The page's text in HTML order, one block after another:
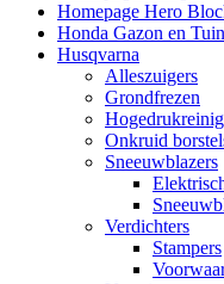
Homepage Hero
Honda Gazon en Tuin
Husqvarna
Alleszuigers
Grondfrezen
Onkruid
Sneeuwblazers
Verdichters
Stampers